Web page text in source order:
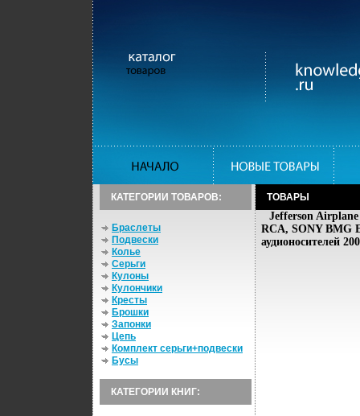
КАТЕГОРИИ ТОВАРОВ:
Браслеты
Подвески
Колье
Серьги
Кулоны
Кулончики
Кресты
Брошки
Запонки
Цепь
Комплект серьги+подвески
Бусы
КАТЕГОРИИ КНИГ:
ТОВАРЫ
Jefferson
RCA, SONY BMG
аудионосителей